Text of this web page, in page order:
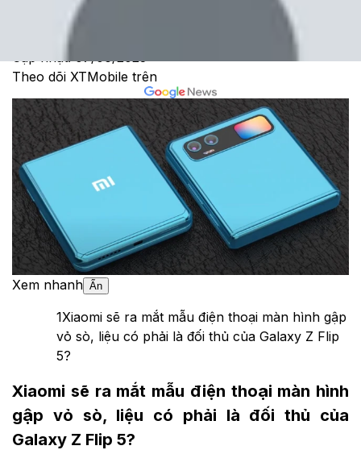
Ngày đăng:
Cập nhật:07/06/2023
Theo dõi XTMobile trên
Xem nhanh Ẩn
1Xiaomi sẽ ra mắt mẫu điện thoại màn hình gập
vỏ sò, liệu có phải là đối thủ của Galaxy Z Flip
5?
Xiaomi sẽ ra mắt mẫu điện thoại màn hình
gập vỏ sò, liệu có phải là đối thủ của
Galaxy Z Flip 5?